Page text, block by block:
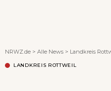
NRWZ.de > Alle News > Landkreis
LANDKREIS ROTTWEIL